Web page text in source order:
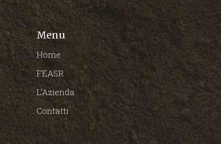
Menu
Home
FEASR
L’Azienda
Contatti